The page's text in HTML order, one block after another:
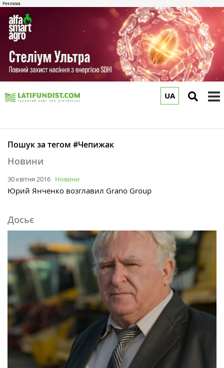
UA
Пошук за тегом #Чепижак
Новини
30 квітня 2016 Новини
Юрий Янченко возглавил Grano Group
Досьє